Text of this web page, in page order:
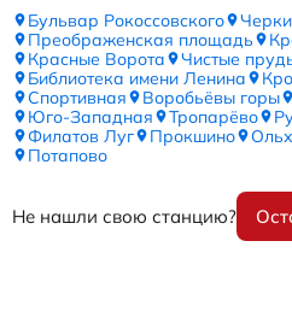
Бульвар Рокоссовского
Преображенская площадь
Красные Ворота
Чистые
Библиотека имени Ленина
Спортивная
Воробьёвы горы
Юго-Западная
Тропарёво
Филатов Луг
Прокшино
Потапово
Не нашли свою станцию?